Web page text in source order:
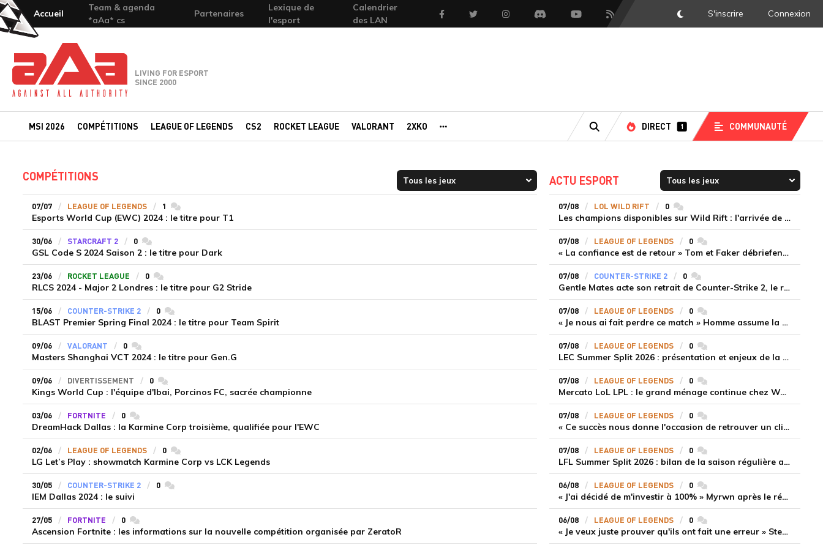
Accueil
Team & agenda
*aAa* cs
Partenaires
Lexique de
l'esport
Calendrier
des LAN
FacebookTwitter InstagramDiscord YoutubeFlux RSS DarkMode
S'inscrire Connexion
Team-aAa - against All authority
LIVING FOR ESPORT
SINCE 2000
MSI 2026 COMPÉTITIONS LEAGUE OF LEGENDS CS2 ROCKET LEAGUE VALORANT 2XKO
RECHERCHE
DIRECT 1 COMMUNAUTÉ
COMPÉTITIONS
07/07 LEAGUE OF LEGENDS 1 commentaires
Esports World Cup (EWC) 2024 : le titre pour T1
30/06 STARCRAFT 2 0 commentaires
GSL Code S 2024 Saison 2 : le titre pour Dark
23/06 ROCKET LEAGUE 0 commentaires
RLCS 2024 - Major 2 Londres : le titre pour G2 Stride
15/06 COUNTER-STRIKE 2 0 commentaires
BLAST Premier Spring Final 2024 : le titre pour Team Spirit
09/06 VALORANT 0 commentaires
Masters Shanghai VCT 2024 : le titre pour Gen.G
09/06 DIVERTISSEMENT 0 commentaires
Kings World Cup : l'équipe d'Ibai, Porcinos FC, sacrée championne
03/06 FORTNITE 0 commentaires
DreamHack Dallas : la Karmine Corp troisième, qualifiée pour l'EWC
02/06 LEAGUE OF LEGENDS 0 commentaires
LG Let’s Play : showmatch Karmine Corp vs LCK Legends
30/05 COUNTER-STRIKE 2 0 commentaires
IEM Dallas 2024 : le suivi
27/05 FORTNITE 0 commentaires
Ascension Fortnite : les informations sur la nouvelle compétition organisée par ZeratoR
ACTU ESPORT
07/08 LOL WILD RIFT 0commentaires
Les champions disponibles sur Wild Rift : l'arrivée de Cho'Gath
07/08 LEAGUE OF LEGENDS 0commentaires
« La confiance est de retour » Tom et Faker débriefent la victoire convaincante de T1 face à Dplus KIA
07/08 COUNTER-STRIKE 2 0commentaires
Gentle Mates acte son retrait de Counter-Strike 2, le roster ibérique libéré
07/08 LEAGUE OF LEGENDS 0commentaires
« Je nous ai fait perdre ce match » Homme assume la responsabilité de la défaite de HLE face à Gen.G
07/08 LEAGUE OF LEGENDS 0commentaires
LEC Summer Split 2026 : présentation et enjeux de la troisième semaine de compétition
07/08 LEAGUE OF LEGENDS 0commentaires
Mercato LoL LPL : le grand ménage continue chez Weibo Gaming, Jiejie quitte le navire au profit de Xiaohao
07/08 LEAGUE OF LEGENDS 0commentaires
« Ce succès nous donne l'occasion de retrouver un climat beaucoup plus positif » Ryu et Canyon soulagés après la victoire de Gen.G sur HLE
07/08 LEAGUE OF LEGENDS 0commentaires
LFL Summer Split 2026 : bilan de la saison régulière avec Solary en tête
06/08 LEAGUE OF LEGENDS 0commentaires
« J'ai décidé de m'investir à 100% » Myrwn après le réveil de Movistar KOI face à Fnatic
06/08 LEAGUE OF LEGENDS 0commentaires
« Je veux juste prouver qu'ils ont fait une erreur » Stend se confie sur son mercato chaotique et ses ambitions avec Shifters